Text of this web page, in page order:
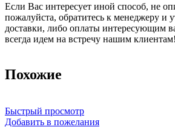
Если Вас интересует иной способ, не
пожалуйста, обратитесь к менеджеру и
доставки, либо оплаты интересующим
всегда идем на встречу нашим клиентам!
Похожие
Быстрый просмотр
Добавить в пожелания